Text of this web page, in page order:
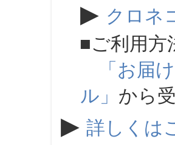
▶ クロネ
■ご利用方
「お届
ル」 から
▶ 詳しくは